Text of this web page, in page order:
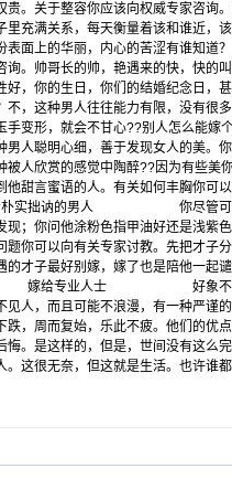
贵。关于整容你应该向权威专家咨询
关系，每天衡量着该和谁近，该和
份表面上的华丽，内心的苦涩
咨询。帅哥长的帅，艳遇来的快
好，你的生日，你们的结婚纪念日，
不，这种男人往往能力有限，没有很
手变形，就会不甘心??别人怎么能嫁
男人聪明心细，善于发现女人的美。
被人欣赏的感觉中陶醉??因为有些美
他甜言蜜语的人。有关如何丰胸你可
男人 你尽管可以放心，他对你
发现；你问他涂粉色指甲油好
题你可以向有关专家讨教。先把才子
的才子最好别嫁，嫁了也是陪他一起
业人士 好象不错，比如律师医
不见人，而且可能不浪漫，有一
下跌，周而复始，乐此不疲。他们
悔。是这样的，但是，世间没有这么
。这很无奈，但这就是生活。也许谁